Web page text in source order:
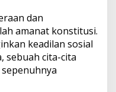
dan
amanat konstitusi.
keadilan sosial
sebuah cita-cita